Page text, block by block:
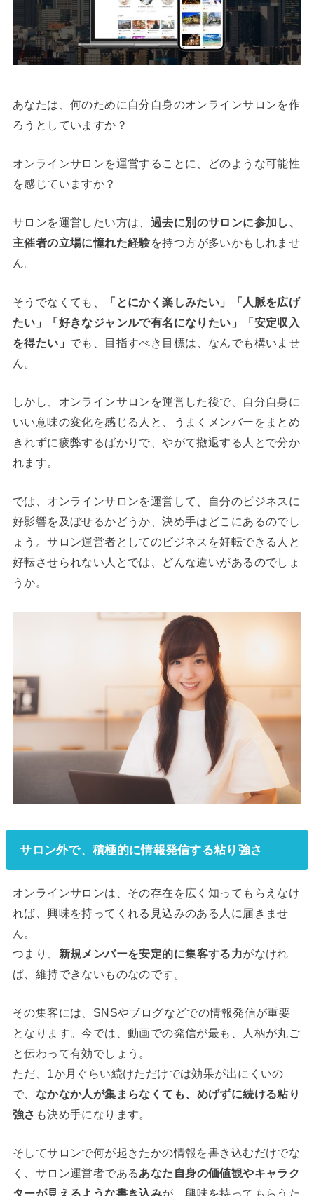
あなたは、何のために自分自身のオンラインサロンを作
ろうとしていますか？
オンラインサロンを運営することに、どのような可能性
を感じていますか？
サロンを運営したい方は、 過去に別のサロンに参加し、
主催者の立場に憧れた経験を持つ方が多いかもしれませ
ん。
そうでなくても、
「とにかく楽しみたい」「人脈を広げ
たい」「好きなジャンルで有名になりたい」「安定収入
を得たい」 でも、目指すべき目標は、なんでも構いませ
ん。
しかし、オンラインサロンを運営した後で、自分自身に
いい意味の変化を感じる人と、うまくメンバーをまとめ
きれずに疲弊するばかりで、やがて撤退する人とで分か
れます。
では、オンラインサロンを運営して、自分のビジネスに
好影響を及ぼせるかどうか、決め手はどこにあるのでし
ょう。サロン運営者としてのビジネスを好転できる人と
好転させられない人とでは、どんな違いがあるのでしょ
うか。
サロン外で、積極的に情報発信する粘り強さ
オンラインサロンは、その存在を広く知ってもらえなけ
れば、興味を持ってくれる見込みのある人に届きませ
ん。
つまり、 新規メンバーを安定的に集客する力がなけれ
ば、維持できないものなのです。
その集客には、SNSやブログなどでの情報発信が重要
となります。今では、動画での発信が最も、人柄が丸ご
と伝わって有効でしょう。
ただ、1か月ぐらい続けただけでは効果が出にくいの
で、 なかなか人が集まらなくても、めげずに続ける粘り
強さ も決め手になります。
そしてサロンで何が起きたかの情報を書き込むだけでな
く、サロン運営者であるあなた自身の価値観やキャラク
ターが見えるような書き込みが、興味を持ってもらうた